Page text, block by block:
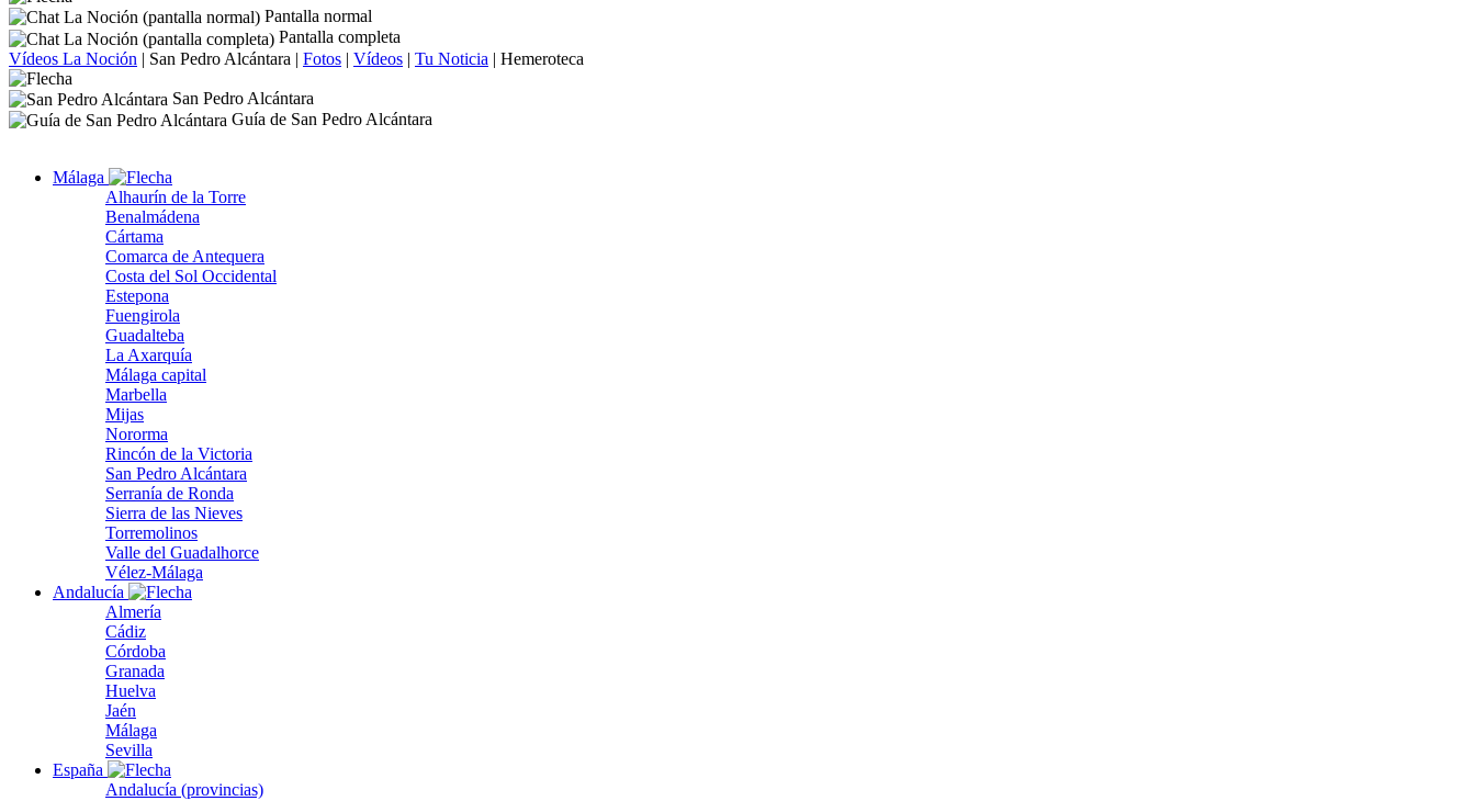
Pantalla normal
Pantalla completa
Vídeos La Noción | San Pedro Alcántara | Fotos | Vídeos | Tu Noticia | Hemeroteca
San Pedro Alcántara
Guía de San Pedro Alcántara
Málaga
Alhaurín de la Torre
Benalmádena
Cártama
Comarca de Antequera
Costa del Sol Occidental
Estepona
Fuengirola
Guadalteba
La Axarquía
Málaga capital
Marbella
Mijas
Nororma
Rincón de la Victoria
San Pedro Alcántara
Serranía de Ronda
Sierra de las Nieves
Torremolinos
Valle del Guadalhorce
Vélez-Málaga
Andalucía
Almería
Cádiz
Córdoba
Granada
Huelva
Jaén
Málaga
Sevilla
España
Andalucía (provincias)